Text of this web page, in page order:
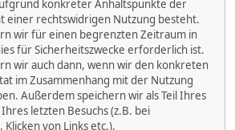
konkreter Anhaltspunkte der
einer rechtswidrigen Nutzung besteht.
wir für einen begrenzten Zeitraum in
für Sicherheitszwecke erforderlich ist.
wir auch dann, wenn wir den konkreten
im Zusammenhang mit der Nutzung
Außerdem speichern wir als Teil Ihres
letzten Besuchs (z.B. bei
von Links etc.).